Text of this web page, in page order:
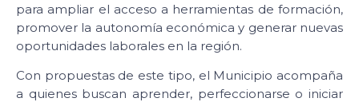
para ampliar el acceso a herramientas de formación,
promover la autonomía económica y generar nuevas
oportunidades laborales en la región.
Con propuestas de este tipo, el Municipio acompaña
a quienes buscan aprender, perfeccionarse o iniciar